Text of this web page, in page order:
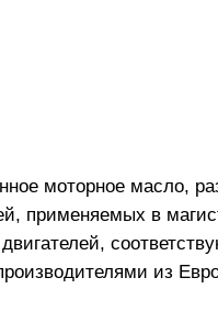
моторное масло,
применяемых в
из